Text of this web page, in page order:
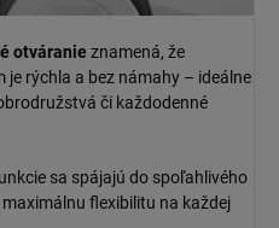
otváranie znamená, že
rýchla a bez námahy – ideálne
či každodenné
sa spájajú do spoľahlivého
flexibilitu na každej